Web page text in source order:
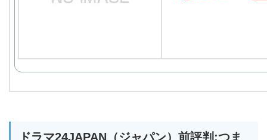
ドラマ24JAPAN（ジャパン）前評判:つま